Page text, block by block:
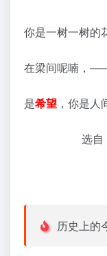
你是一树一树的
在梁间呢喃，
是希望 ，你是人
选自
历史上的